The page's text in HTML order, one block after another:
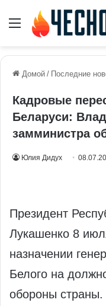
Меню
Домой / Последние
Кадровые
Беларуси:
замминистра
Юлия Дидух
Президент
Лукашенко 8
назначении
Белого на
обороны